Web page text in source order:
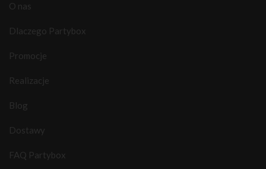
O nas
Dlaczego Partybox
Promocje
Realizacje
Blog
Dostawy
FAQ Partybox